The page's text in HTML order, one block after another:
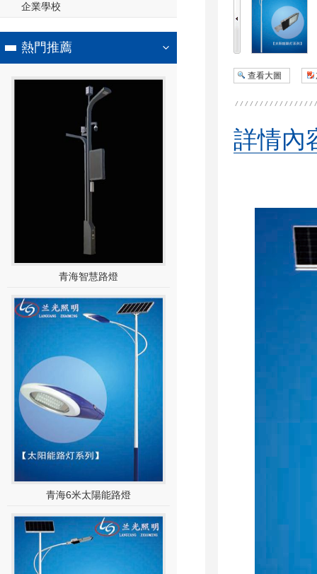
企業學校
熱門推薦
青海智慧路燈
青海6米太陽能路燈
查看大圖
詳情內